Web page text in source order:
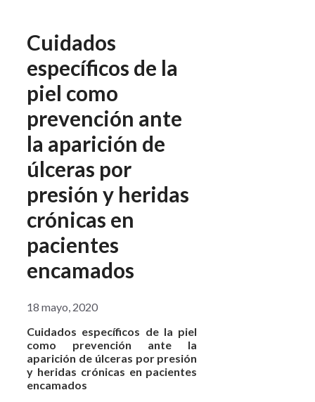
Cuidados
específicos de la
piel como
prevención ante
la aparición de
úlceras por
presión y heridas
crónicas en
pacientes
encamados
18 mayo, 2020
Cuidados específicos de la piel
como prevención ante la
aparición de úlceras por presión
y heridas crónicas en pacientes
encamados